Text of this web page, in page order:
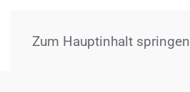
Zum Hauptinhalt springen